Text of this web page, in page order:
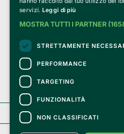
Clappit is based on the Belive 6.2 ticketing
Revenue Agency (Agenzia delle Entrate)
dated November 6, 2025.
On Clappit your purchases and your data
they are secure and protected by an SSL
with 128-bit encryption.
Clappit
servizi. Leggi di più
MOSTRA TUTTI I PARTNER
STRETTAMENTE
PERFORMANCE
TARGETING
FUNZIONALITÀ
NON CLASSIFICATI